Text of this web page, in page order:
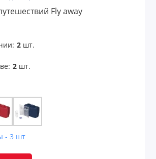
Fly away
2шт.
2шт.
- 3 шт